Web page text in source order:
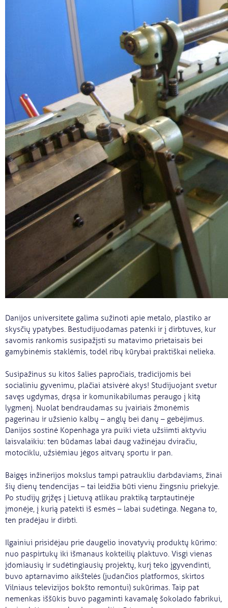
Danijos universitete galima sužinoti apie metalo, plastiko ar
skysčių ypatybes. Bestudijuodamas patenki ir į dirbtuves, kur
savomis rankomis susipažįsti su matavimo prietaisais bei
gamybinėmis staklėmis, todėl ribų kūrybai praktiškai nelieka.
Susipažinus su kitos šalies papročiais, tradicijomis bei
socialiniu gyvenimu, plačiai atsivėrė akys! Studijuojant svetur
savęs ugdymas, drąsa ir komunikabilumas peraugo į kitą
lygmenį. Nuolat bendraudamas su įvairiais žmonėmis
pagerinau ir užsienio kalbų – anglų bei danų – gebėjimus.
Danijos sostinė Kopenhaga yra puiki vieta užsiimti aktyviu
laisvalaikiu: ten būdamas labai daug važinėjau dviračiu,
motociklu, užsiėmiau jėgos aitvarų sportu ir pan.
Baigęs inžinerijos mokslus tampi patraukliu darbdaviams, žinai
šių dienų tendencijas – tai leidžia būti vienu žingsniu priekyje.
Po studijų grįžęs į Lietuvą atlikau praktiką tarptautinėje
įmonėje, į kurią patekti iš esmės – labai sudėtinga. Negana to,
ten pradėjau ir dirbti.
Ilgainiui prisidėjau prie daugelio inovatyvių produktų kūrimo:
nuo paspirtukų iki išmanaus kokteilių plaktuvo. Visgi vienas
įdomiausių ir sudėtingiausių projektų, kurį teko įgyvendinti,
buvo aptarnavimo aikštelės (judančios platformos, skirtos
Vilniaus televizijos bokšto remontui) sukūrimas. Taip pat
nemenkas iššūkis buvo pagaminti kavamalę šokolado fabrikui,